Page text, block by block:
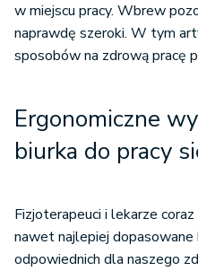
w miejscu pracy. Wbrew
naprawdę szeroki. W tym
sposobów na zdrową pracę
Ergonomiczne
biurka do pracy
Fizjoterapeuci i lekarze
nawet najlepiej dopasowane
odpowiednich dla naszego